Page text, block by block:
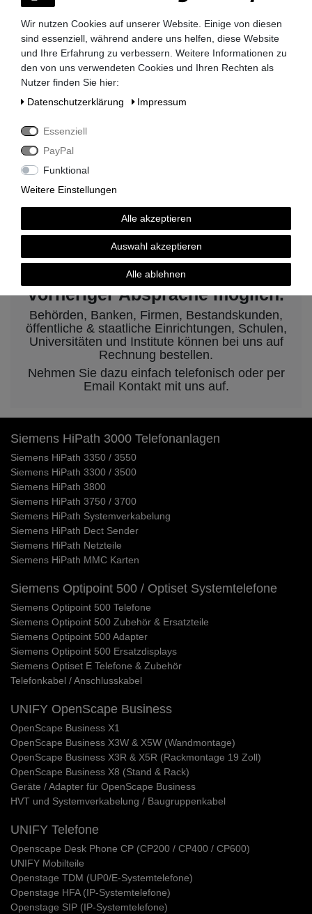
Lieferzeit 2-3 Tage
Rechnungskauf auf Anfrage möglich
Kauf auf Rechnung nach
vorheriger Absprache möglich.
Behörden, Banken, Firmen, Bestandskunden,
öffentliche & staatliche Einrichtungen, Schulen,
Universitäten und Institute können bei uns auf
Rechnung bestellen.
Nehmen Sie dazu einfach telefonisch oder per
Email Kontakt mit uns auf.
Siemens HiPath 3000 Telefonanlagen
Siemens HiPath 3350 / 3550
Siemens HiPath 3300 / 3500
Siemens HiPath 3800
Siemens HiPath 3750 / 3700
Siemens HiPath Systemverkabelung
Siemens HiPath Dect Sender
Siemens HiPath Netzteile
Siemens HiPath MMC Karten
Siemens Optipoint 500 / Optiset Systemtelefone
Siemens Optipoint 500 Telefone
Siemens Optipoint 500 Zubehör & Ersatzteile
Siemens Optipoint 500 Adapter
Siemens Optipoint 500 Ersatzdisplays
Siemens Optiset E Telefone & Zubehör
Telefonkabel / Anschlusskabel
UNIFY OpenScape Business
OpenScape Business X1
OpenScape Business X3W & X5W (Wandmontage)
OpenScape Business X3R & X5R (Rackmontage 19 Zoll)
OpenScape Business X8 (Stand & Rack)
Geräte / Adapter für OpenScape Business
HVT und Systemverkabelung / Baugruppenkabel
UNIFY Telefone
Openscape Desk Phone CP (CP200 / CP400 / CP600)
UNIFY Mobilteile
Openstage TDM (UP0/E-Systemtelefone)
Openstage HFA (IP-Systemtelefone)
Openstage SIP (IP-Systemtelefone)
Wir nutzen Cookies auf unserer Website. Einige von diesen
sind essenziell, während andere uns helfen, diese Website
und Ihre Erfahrung zu verbessern. Weitere Informationen zu
den von uns verwendeten Cookies und Ihren Rechten als
Nutzer finden Sie hier:
Daten­schutz­erklärung
Impressum
Essenziell
PayPal
Funktional
Weitere Einstellungen
Alle akzeptieren
Auswahl akzeptieren
Alle ablehnen